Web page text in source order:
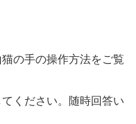
の手の操作方法をご覧
ください。随時回答い